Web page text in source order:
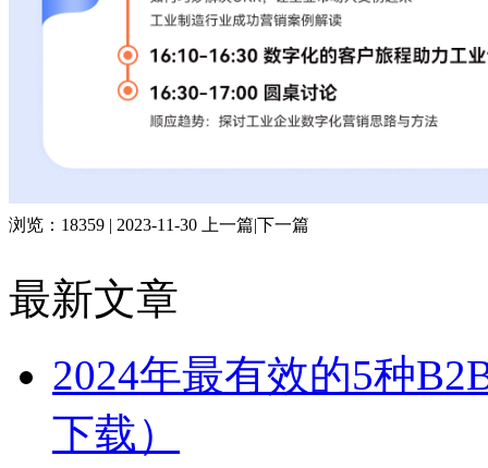
浏览：18359 | 2023-11-30 上一篇|下一篇
最新文章
2024年最有效的5种
下载）